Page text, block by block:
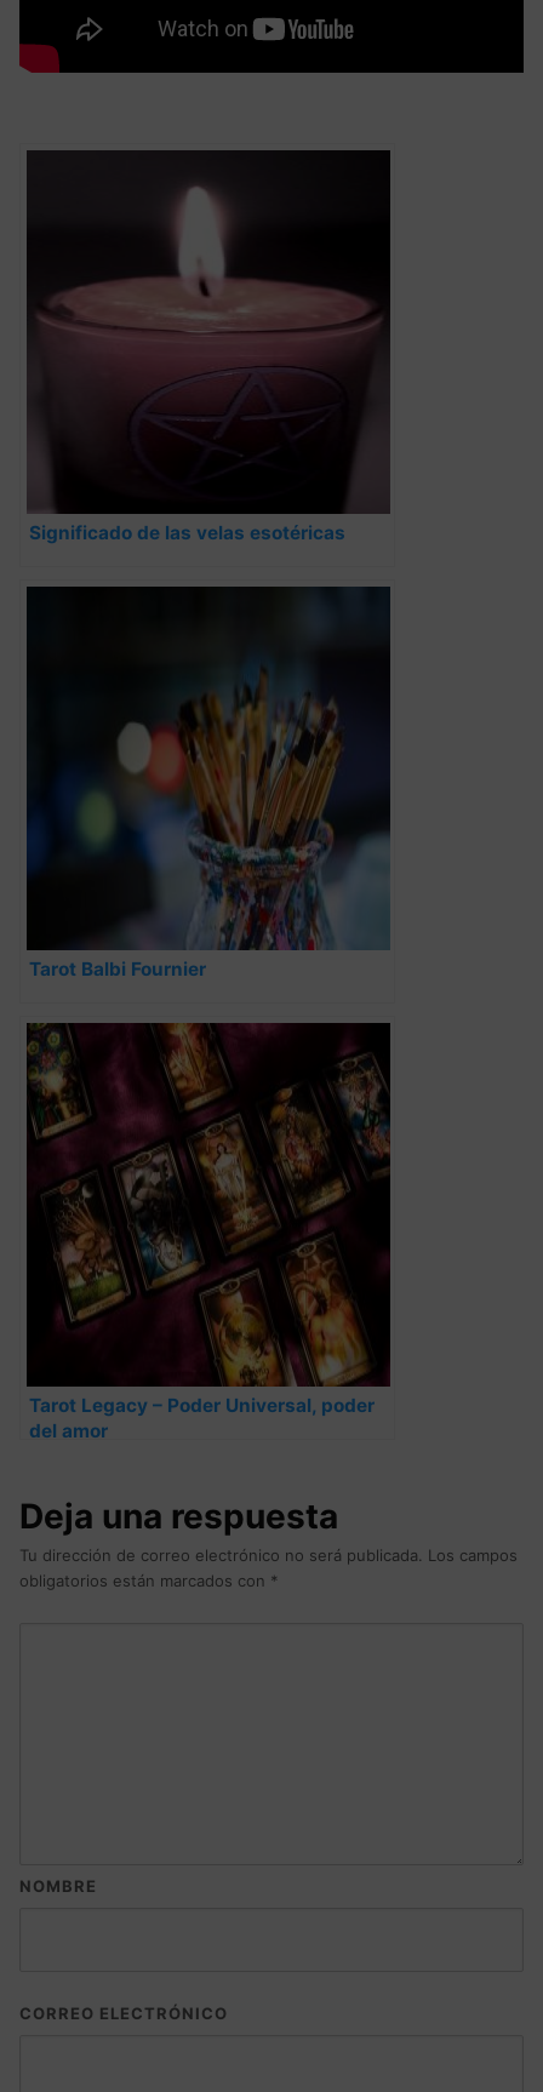
Significado de las velas esotéricas
Tarot Balbi Fournier
Tarot Legacy – Poder Universal, poder
del amor
Deja una respuesta
Tu dirección de correo electrónico no será publicada.
Los campos
obligatorios están marcados con *
NOMBRE
CORREO ELECTRÓNICO